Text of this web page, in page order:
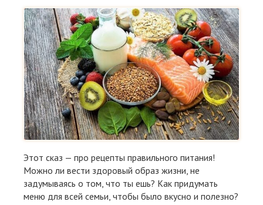
Этот сказ — про рецепты правильного питания!
Можно ли вести здоровый образ жизни, не
задумываясь о том, что ты ешь? Как придумать
меню для всей семьи, чтобы было вкусно и полезно?